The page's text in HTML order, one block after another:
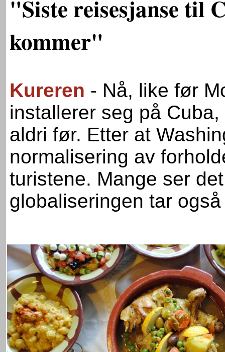
"Siste reisesjanse til
kommer"
Kureren - Nå, like før
installerer seg på
aldri før. Etter at
normalisering av
turistene. Mange ser
globaliseringen tar